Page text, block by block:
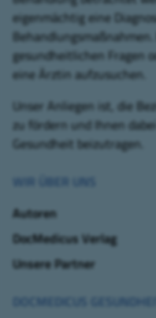
eigenmächtig eine
gesundheitlichen Fragen
eine Ärztin aufzusuchen.
Unser Anliegen ist, die
zu fördern und Ihnen
Gesundheit beizutragen.
WIR ÜBER UNS
Autoren
DocMedicus Verlag
Unsere Partner
DOCMEDICUS